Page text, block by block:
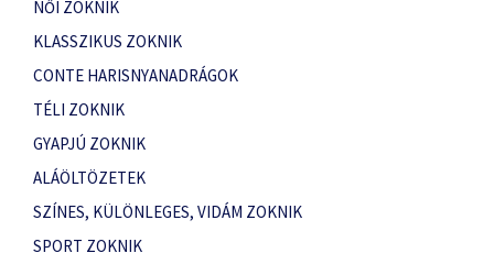
NŐI ZOKNIK
KLASSZIKUS ZOKNIK
CONTE HARISNYANADRÁGOK
TÉLI ZOKNIK
GYAPJÚ ZOKNIK
ALÁÖLTÖZETEK
SZÍNES, KÜLÖNLEGES, VIDÁM ZOKNIK
SPORT ZOKNIK